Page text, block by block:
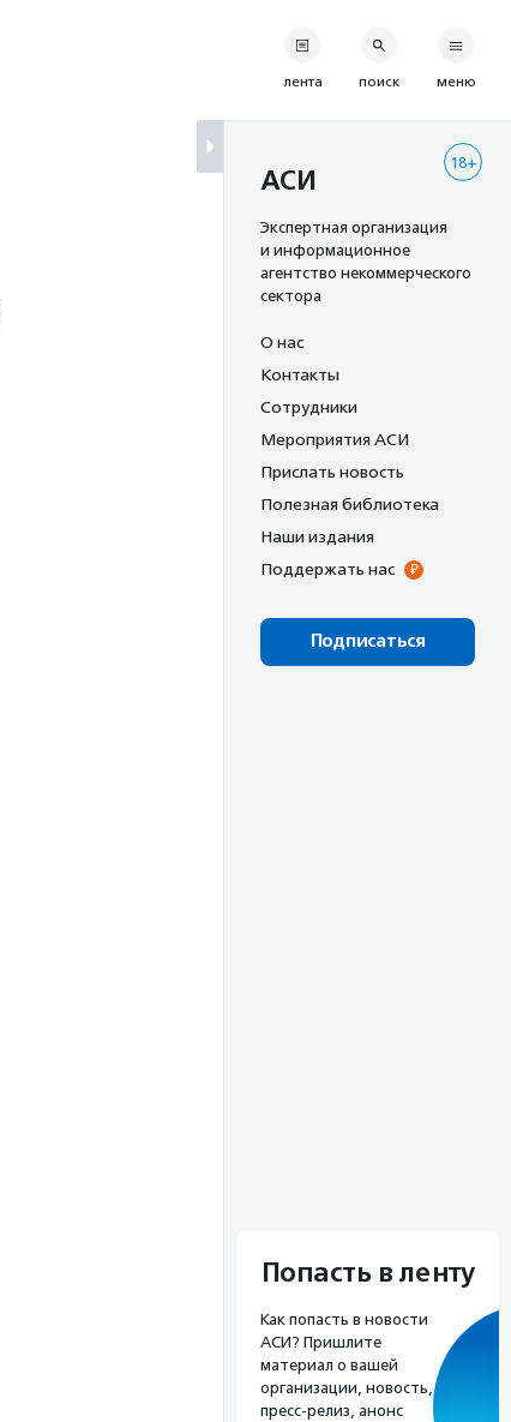
лента поиск меню
18+
АСИ
Экспертная организация
и информационное
агентство некоммерческого
сектора
О нас
Контакты
Сотрудники
Мероприятия АСИ
Прислать новость
Полезная библиотека
Наши издания
Поддержать нас
Подписаться
Попасть в ленту
Как попасть в новости
АСИ? Пришлите
материал о вашей
организации, новость,
пресс-релиз, анонс